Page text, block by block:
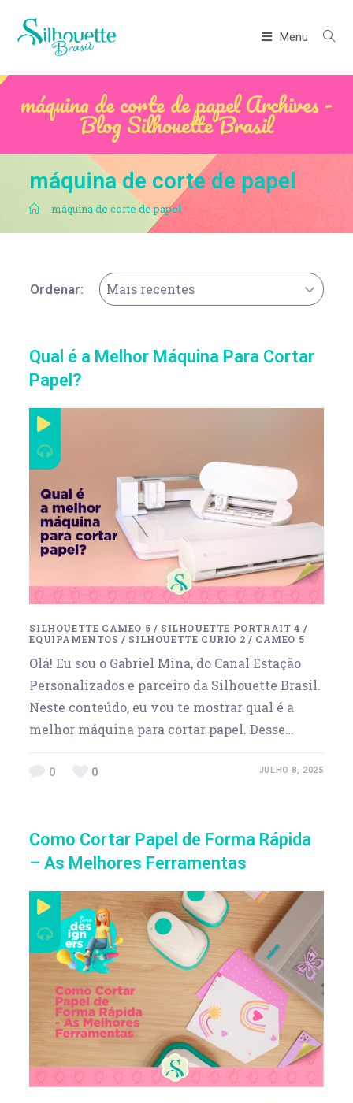
Menu
máquina de corte de papel Archives -
Blog Silhouette Brasil
máquina de corte de papel
. máquina de corte de papel
Ordenar: Mais recentes
Qual é a Melhor Máquina Para Cortar
Papel?
SILHOUETTE CAMEO 5 / SILHOUETTE PORTRAIT 4 /
EQUIPAMENTOS / SILHOUETTE CURIO 2 / CAMEO 5
Olá! Eu sou o Gabriel Mina, do Canal Estação
Personalizados e parceiro da Silhouette Brasil.
Neste conteúdo, eu vou te mostrar qual é a
melhor máquina para cortar papel. Desse…
0 0 JULHO 8, 2025
Como Cortar Papel de Forma Rápida
– As Melhores Ferramentas